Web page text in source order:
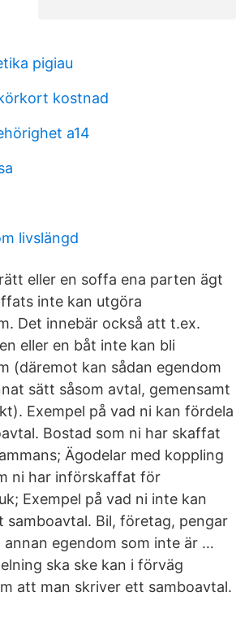
pigiau
kostnad
a14
livslängd
eller en soffa ena parten ägt
inte kan utgöra
Det innebär också att t.ex.
eller en båt inte kan bli
(däremot kan sådan egendom
sätt såsom avtal, gemensamt
Exempel på vad ni kan fördela
Bostad som ni har skaffat
Ägodelar med koppling
ni har införskaffat för
Exempel på vad ni inte kan
samboavtal. Bil, företag, pengar
annan egendom som inte är …
ska ske kan i förväg
att man skriver ett samboavtal.